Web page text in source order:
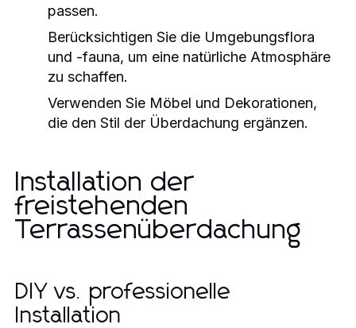
passen.
Berücksichtigen Sie die Umgebungsflora
und -fauna, um eine natürliche Atmosphäre
zu schaffen.
Verwenden Sie Möbel und Dekorationen,
die den Stil der Überdachung ergänzen.
Installation der
freistehenden
Terrassenüberdachung
DIY vs. professionelle
Installation